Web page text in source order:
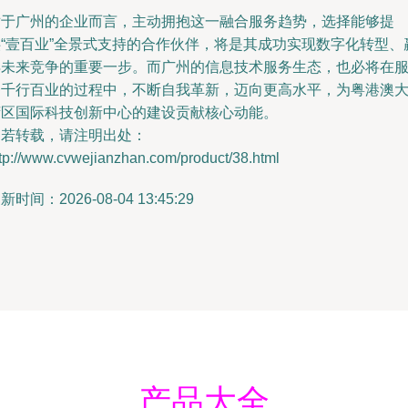
广州的企业而言，主动拥抱这一融合服务趋势，选择能够提
壹百业”全景式支持的合作伙伴，将是其成功实现数字化转型、
来竞争的重要一步。而广州的信息技术服务生态，也必将在服
行百业的过程中，不断自我革新，迈向更高水平，为粤港澳大
国际科技创新中心的建设贡献核心动能。
转载，请注明出处：
www.cvwejianzhan.com/product/38.html
时间：2026-08-04 13:45:29